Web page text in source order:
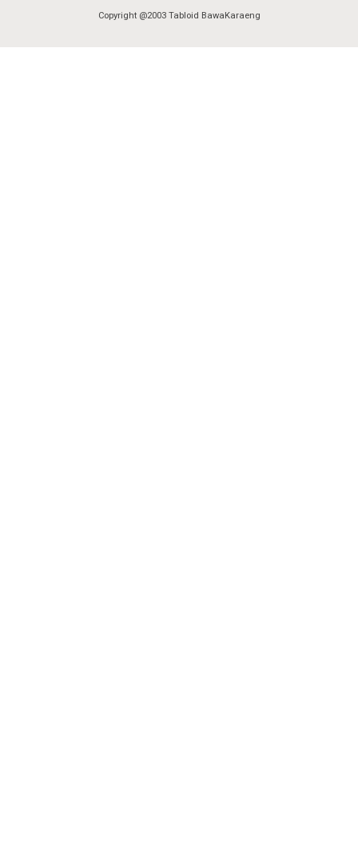
Copyright @2003 Tabloid BawaKaraeng